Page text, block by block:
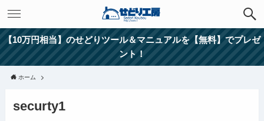
【10万円相当】のせどりツール＆マニュアルを【無料】でプレゼ
ント！
ホーム
securty1